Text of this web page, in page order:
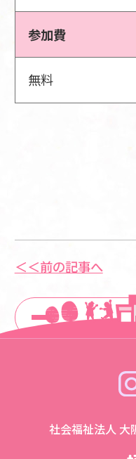
参加費
無料
＜＜前の記事へ
社会福祉法人 大